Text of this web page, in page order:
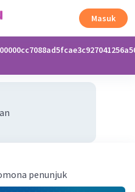
Masuk
penunjuk